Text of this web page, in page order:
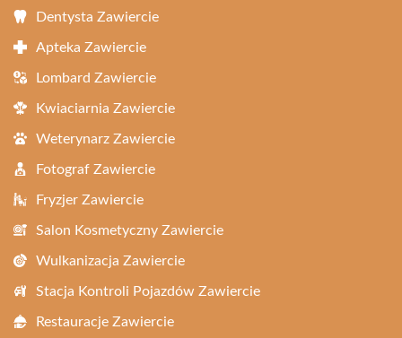
Dentysta Zawiercie
Apteka Zawiercie
Lombard Zawiercie
Kwiaciarnia Zawiercie
Weterynarz Zawiercie
Fotograf Zawiercie
Fryzjer Zawiercie
Salon Kosmetyczny Zawiercie
Wulkanizacja Zawiercie
Stacja Kontroli Pojazdów Zawiercie
Restauracje Zawiercie